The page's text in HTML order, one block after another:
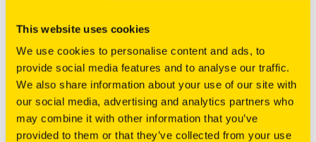
This website uses cookies
We use cookies to personalise content and ads, to
provide social media features and to analyse our traffic.
We also share information about your use of our site with
our social media, advertising and analytics partners who
may combine it with other information that you’ve
provided to them or that they’ve collected from your use
pH zandgrond minimaal 5,2 / kleigrond minimaal 6,5
Zaai gras met rode klaver bij voorkeur aan het einde van
de zomer
Strooi in het voorjaar maximaal 100 kilo N per hectare en
verdeel dit over de eerste en tweede snede